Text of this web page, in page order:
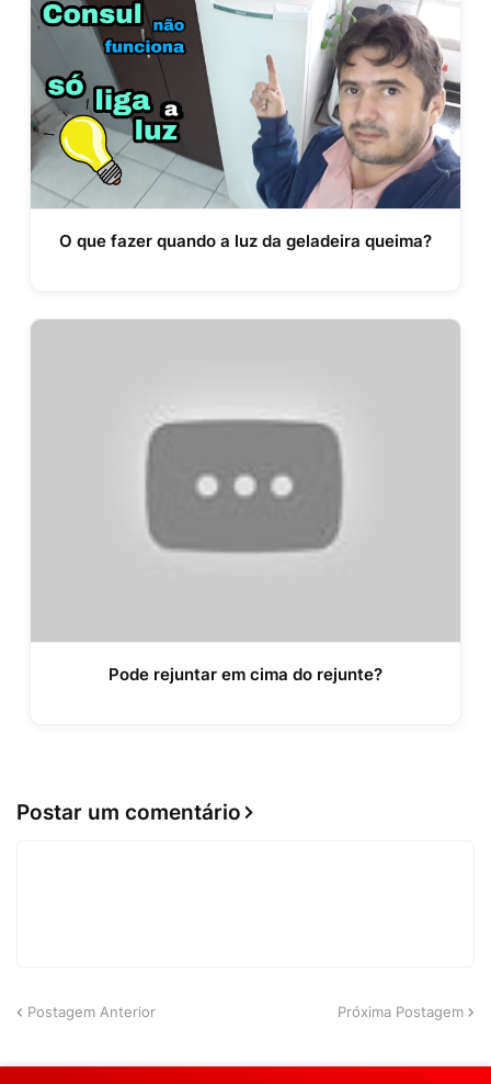
O que fazer quando a luz da geladeira queima?
Pode rejuntar em cima do rejunte?
Postar um comentário
Postagem Anterior Próxima Postagem